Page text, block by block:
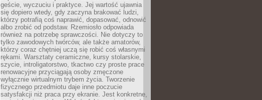
geście, wyczuciu i praktyce. Jej wartość ujawnia
się dopiero wtedy, gdy zaczyna brakować ludzi,
którzy potrafią coś naprawić, dopasować, odnowić
albo zrobić od podstaw. Rzemiosło odpowiada
również na potrzebę sprawczości. Nie dotyczy to
tylko zawodowych twórców, ale także amatorów,
którzy coraz chętniej uczą się robić coś własnymi
rękami. Warsztaty ceramiczne, kursy stolarskie,
szycie, introligatorstwo, tkactwo czy proste prace
renowacyjne przyciągają osoby zmęczone
wyłącznie wirtualnym trybem życia. Tworzenie
fizycznego przedmiotu daje inne poczucie
satysfakcji niż praca przy ekranie. Jest konkretne,